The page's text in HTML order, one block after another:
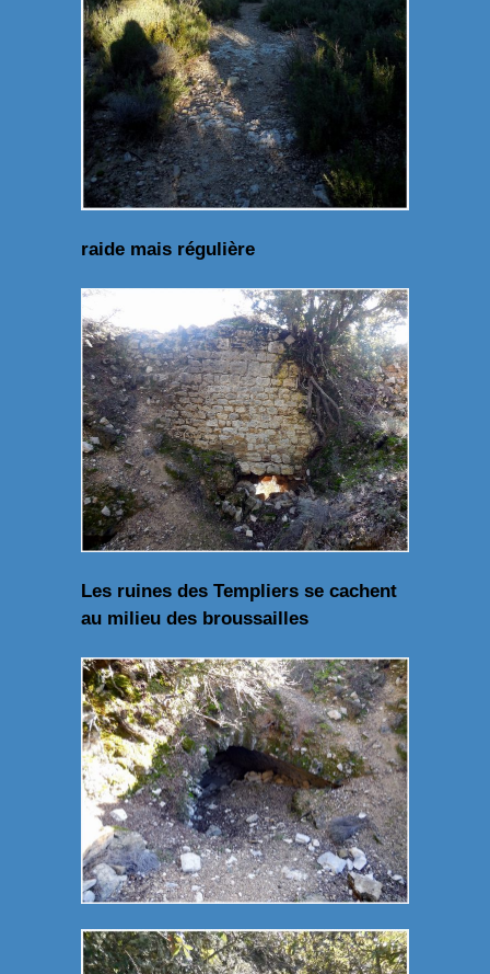
raide mais régulière
Les ruines des Templiers se cachent
au milieu des broussailles